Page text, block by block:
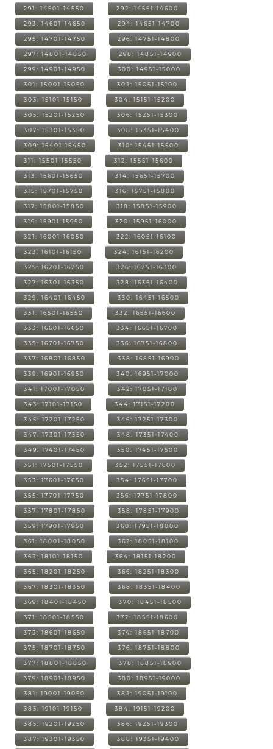
291: 14501-14550 292: 14551-14600
293: 14601-14650 294: 14651-14700
295: 14701-14750 296: 14751-14800
297: 14801-14850 298: 14851-14900
299: 14901-14950 300: 14951-15000
301: 15001-15050 302: 15051-15100
303: 15101-15150 304: 15151-15200
305: 15201-15250 306: 15251-15300
307: 15301-15350 308: 15351-15400
309: 15401-15450 310: 15451-15500
311: 15501-15550 312: 15551-15600
313: 15601-15650 314: 15651-15700
315: 15701-15750 316: 15751-15800
317: 15801-15850 318: 15851-15900
319: 15901-15950 320: 15951-16000
321: 16001-16050 322: 16051-16100
323: 16101-16150 324: 16151-16200
325: 16201-16250 326: 16251-16300
327: 16301-16350 328: 16351-16400
329: 16401-16450 330: 16451-16500
331: 16501-16550 332: 16551-16600
333: 16601-16650 334: 16651-16700
335: 16701-16750 336: 16751-16800
337: 16801-16850 338: 16851-16900
339: 16901-16950 340: 16951-17000
341: 17001-17050 342: 17051-17100
343: 17101-17150 344: 17151-17200
345: 17201-17250 346: 17251-17300
347: 17301-17350 348: 17351-17400
349: 17401-17450 350: 17451-17500
351: 17501-17550 352: 17551-17600
353: 17601-17650 354: 17651-17700
355: 17701-17750 356: 17751-17800
357: 17801-17850 358: 17851-17900
359: 17901-17950 360: 17951-18000
361: 18001-18050 362: 18051-18100
363: 18101-18150 364: 18151-18200
365: 18201-18250 366: 18251-18300
367: 18301-18350 368: 18351-18400
369: 18401-18450 370: 18451-18500
371: 18501-18550 372: 18551-18600
373: 18601-18650 374: 18651-18700
375: 18701-18750 376: 18751-18800
377: 18801-18850 378: 18851-18900
379: 18901-18950 380: 18951-19000
381: 19001-19050 382: 19051-19100
383: 19101-19150 384: 19151-19200
385: 19201-19250 386: 19251-19300
387: 19301-19350 388: 19351-19400